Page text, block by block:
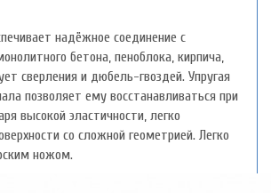
надёжное соединение с
бетона, пеноблока, кирпича,
сверления и дюбель-гвоздей. Упругая
позволяет ему восстанавливаться при
высокой эластичности, легко
со сложной геометрией. Легко
ножом.